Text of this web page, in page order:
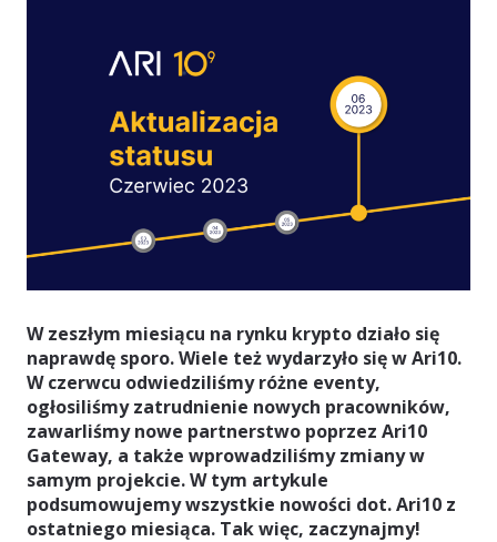
W zeszłym miesiącu na rynku krypto działo się
naprawdę sporo. Wiele też wydarzyło się w Ari10.
W czerwcu odwiedziliśmy różne eventy,
ogłosiliśmy zatrudnienie nowych pracowników,
zawarliśmy nowe partnerstwo poprzez Ari10
Gateway, a także wprowadziliśmy zmiany w
samym projekcie. W tym artykule
podsumowujemy wszystkie nowości dot. Ari10 z
ostatniego miesiąca. Tak więc, zaczynajmy!